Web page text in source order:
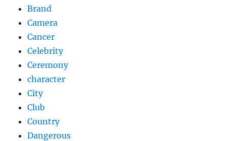
Brand
Camera
Cancer
Celebrity
Ceremony
character
City
Club
Country
Dangerous